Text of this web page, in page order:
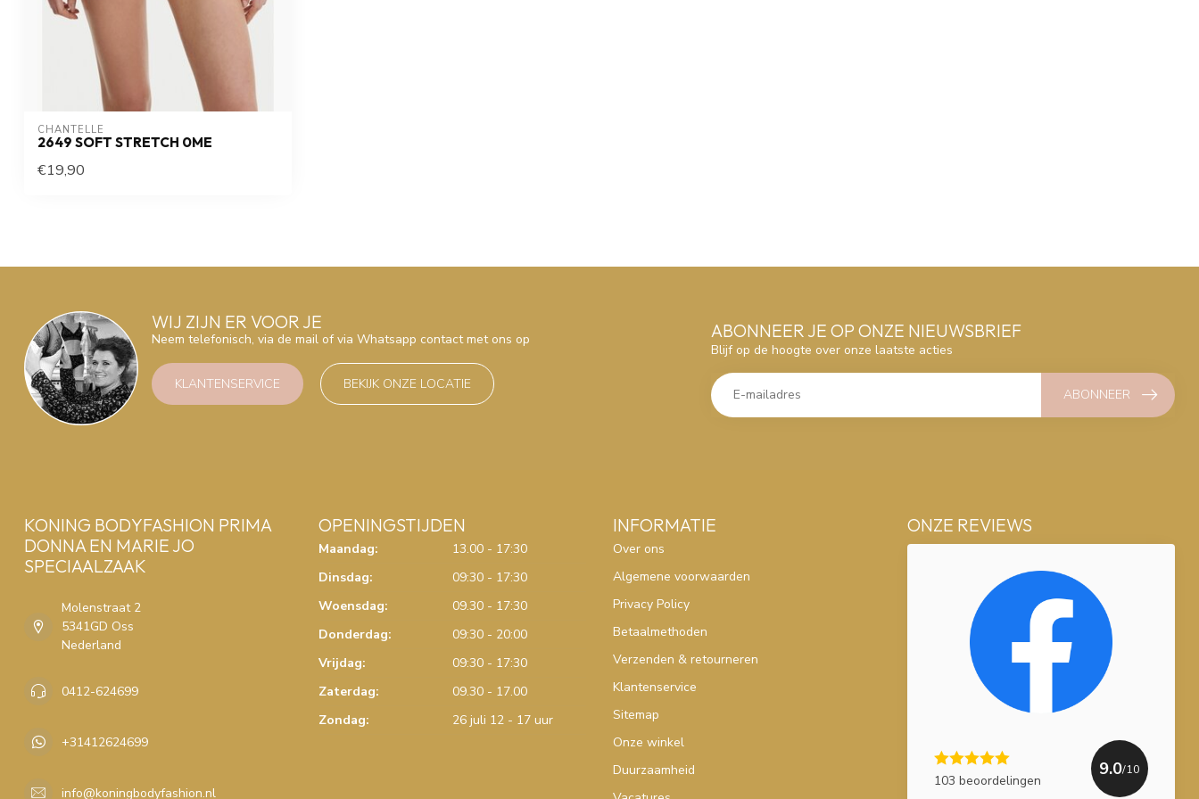
CHANTELLE
2649 SOFT STRETCH 0ME
€19,90
WIJ ZIJN ER VOOR JE
Neem telefonisch, via de mail of via Whatsapp contact met ons op
KLANTENSERVICE BEKIJK ONZE LOCATIE
ABONNEER JE OP ONZE NIEUWSBRIEF
Blijf op de hoogte over onze laatste acties
ABONNEER
KONING BODYFASHION PRIMA
DONNA EN MARIE JO
SPECIAALZAAK
Molenstraat 2
5341GD Oss
Nederland
0412-624699
+31412624699
info@koningbodyfashion.nl
OPENINGSTIJDEN
Maandag:
13.00 - 17:30
Dinsdag:
09:30 - 17:30
Woensdag:
09.30 - 17:30
Donderdag:
09:30 - 20:00
Vrijdag:
09:30 - 17:30
Zaterdag:
09.30 - 17.00
Zondag:
26 juli 12 - 17 uur
INFORMATIE
Over ons
Algemene voorwaarden
Privacy Policy
Betaalmethoden
Verzenden & retourneren
Klantenservice
Sitemap
Onze winkel
Duurzaamheid
ONZE REVIEWS
103 beoordelingen
9.0/10